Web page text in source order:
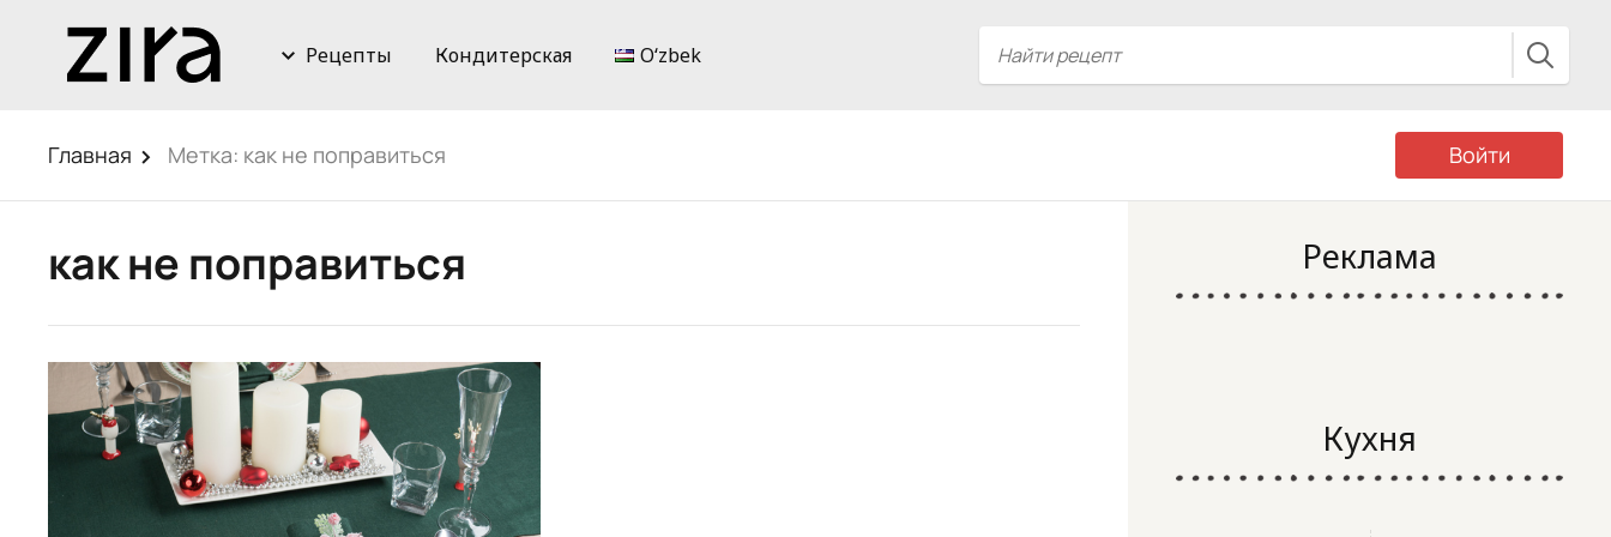
Рецепты Кондитерская Oʻzbek
Главная Метка: как не поправиться Войти
как не поправиться Реклама
Кухня